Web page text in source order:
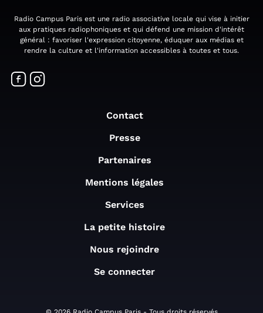
Radio Campus Paris est une radio associative locale qui vise à initier
aux pratiques radiophoniques et qui défend une mission d'intérêt
général : favoriser l'expression citoyenne, éduquer aux médias et
rendre la culture et l'information accessibles à toutes et tous.
Contact
Presse
Partenaires
Mentions légales
Services
La petite histoire
Nous rejoindre
Se connecter